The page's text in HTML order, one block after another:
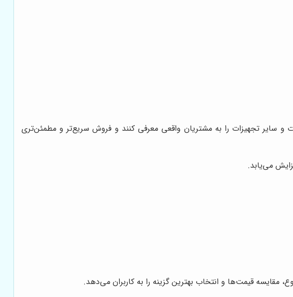
سایر تجهیزات را به مشتریان واقعی معرفی کنند و فروش سریع‌تر و مطمئن‌تری
می‌یابد.
قیمت‌ها و انتخاب بهترین گزینه را به کاربران می‌دهد.